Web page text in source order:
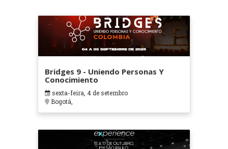
Bridges 9 - Uniendo Personas Y
Conocimiento
sexta-feira, 4 de setembro
Bogotá,